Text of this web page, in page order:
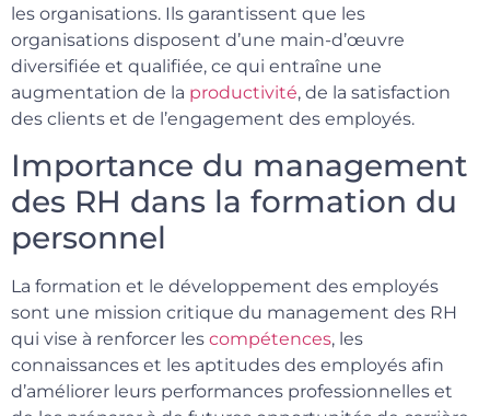
les organisations. Ils garantissent que les
organisations disposent d’une main-d’œuvre
diversifiée et qualifiée, ce qui entraîne une
augmentation de la productivité, de la satisfaction
des clients et de l’engagement des employés.
Importance du management
des RH dans la formation du
personnel
La formation et le développement des employés
sont une mission critique du management des RH
qui vise à renforcer les compétences, les
connaissances et les aptitudes des employés afin
d’améliorer leurs performances professionnelles et